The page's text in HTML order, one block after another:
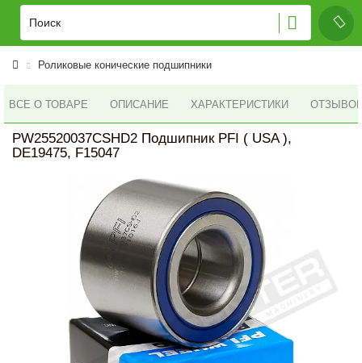
Роликовые конические подшипники
ВСЕ О ТОВАРЕ ОПИСАНИЕ ХАРАКТЕРИСТИКИ ОТЗЫВОВ
PW25520037CSHD2 Подшипник PFI ( USA ),
DE19475, F15047